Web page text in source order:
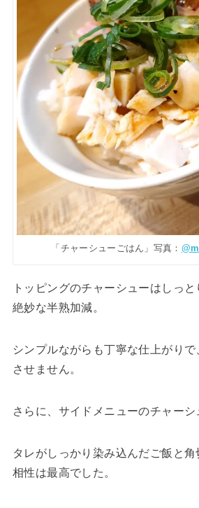
「チャーシューごはん」写真：
トッピングのチャーシューはしっ
絶妙な半熟加減。
シンプルながらも丁寧な仕上がり
させません。
さらに、サイドメニューのチャーシ
タレがしっかり染み込んだご飯と
相性は最高でした。